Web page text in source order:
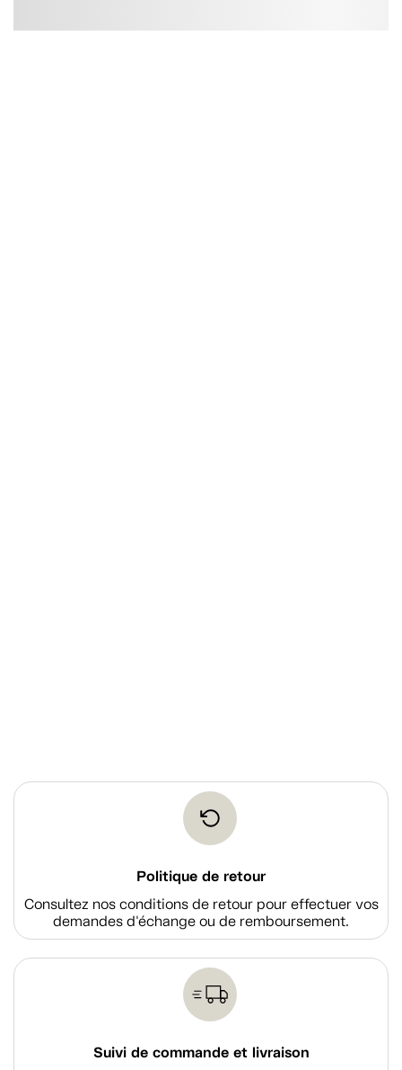
Politique de retour
Consultez nos conditions de retour pour effectuer vos
demandes d'échange ou de remboursement.
Suivi de commande et livraison